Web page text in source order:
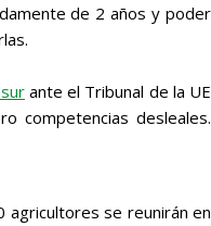
de 2 años y poder
ante el Tribunal de la UE
competencias desleales.
se reunirán en